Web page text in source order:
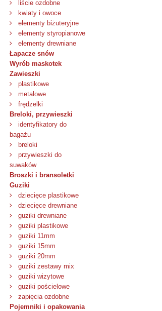
liście ozdobne
kwiaty i owoce
elementy biżuteryjne
elementy styropianowe
elementy drewniane
Łapacze snów
Wyrób maskotek
Zawieszki
plastikowe
metalowe
frędzelki
Breloki, przywieszki
identyfikatory do
bagażu
breloki
przywieszki do
suwaków
Broszki i bransoletki
Guziki
dziecięce plastikowe
dziecięce drewniane
guziki drewniane
guziki plastikowe
guziki 11mm
guziki 15mm
guziki 20mm
guziki zestawy mix
guziki wizytowe
guziki pościelowe
zapięcia ozdobne
Pojemniki i opakowania